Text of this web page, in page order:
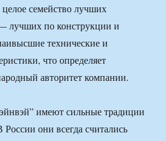
целое семейство лучших
лучших по конструкции и
технические и
что определяет
авторитет компании.
имеют сильные традиции
России они всегда считались